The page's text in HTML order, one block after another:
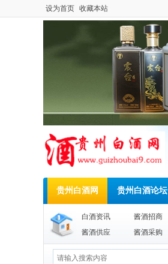
设为首页 收藏本站
贵州白酒网 贵州白酒论坛
白酒资讯 酱酒招商
酱酒供应
酱酒采购